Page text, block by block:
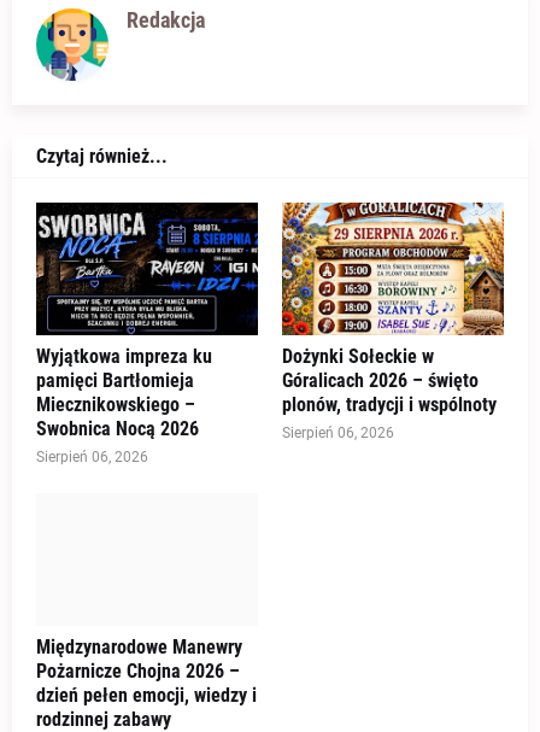
Redakcja
Czytaj również...
Wyjątkowa impreza ku
pamięci Bartłomieja
Miecznikowskiego –
Swobnica Nocą 2026
Sierpień 06, 2026
Dożynki Sołeckie w
Góralicach 2026 – święto
plonów, tradycji i wspólnoty
Sierpień 06, 2026
Międzynarodowe Manewry
Pożarnicze Chojna 2026 –
dzień pełen emocji, wiedzy i
rodzinnej zabawy